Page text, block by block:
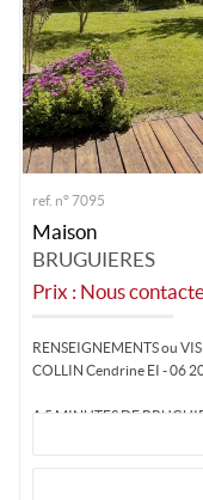
ref. n° 7095
Maison
BRUGUIERES
Prix : Nous
RENSEIGNEMENTS ou
COLLIN Cendrine EI - 06
A 5 MINUTES DE